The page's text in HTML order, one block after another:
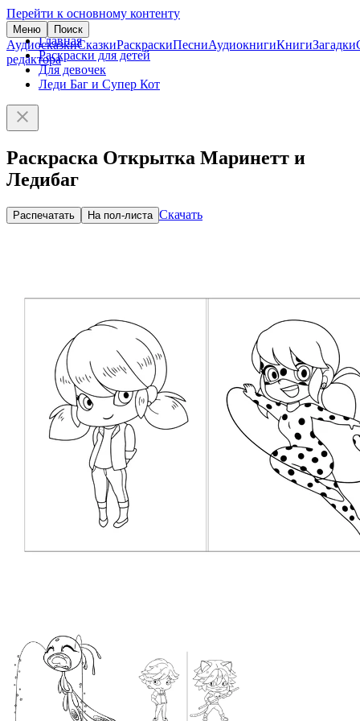
Перейти к основному контенту
Меню Поиск
АудиосказкиСказкиРаскраскиПесниАудиокнигиКнигиЗагадки
редактора
Главная
Раскраски для детей
Для девочек
Леди Баг и Супер Кот
Раскраска Открытка Маринетт и
Ледибаг
Распечатать На пол-листа Скачать